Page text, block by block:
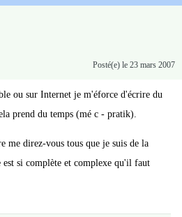
Posté(e) le 23 mars 2007
ou sur Internet je m'éforce d'écrire du
prend du temps (mé c - pratik).
me direz-vous tous que je suis de la
si complète et complexe qu'il faut